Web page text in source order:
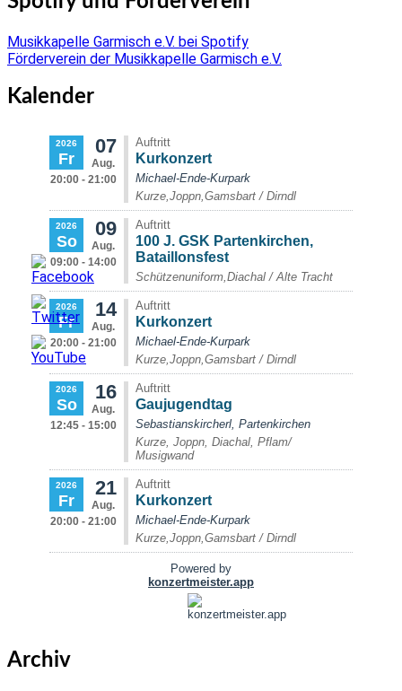
Musikkapelle Garmisch e.V. bei Spotify
Förderverein der Musikkapelle Garmisch e.V.
Kalender
Archiv